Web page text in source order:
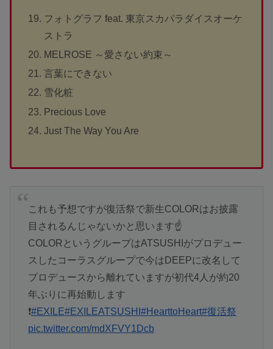
フォトグラフ feat. 東京スカパラダイスオーケ
ストラ
MELROSE ～愛さない約束～
言葉にできない
雪化粧
Precious Love
Just The Way You Are
これも予想ですが復活祭で新生COLORはお披露
目されるんじゃないかと思います☝️
COLORというグループはATSUSHIがプロデュー
スしたコーラスグループで今はDEEPに改名して
プロデュースから離れていますが初代4人が約20
年ぶりに再始動します
❗#EXILE#EXILEATSUSHI #HearttoHeart#復活祭
pic.twitter.com/mdXFVY1Dcb